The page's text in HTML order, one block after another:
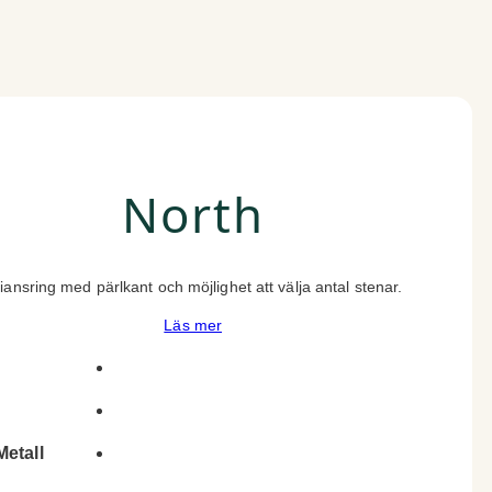
North
med pärlkant och möjlighet att välja antal stenar.
Läs mer